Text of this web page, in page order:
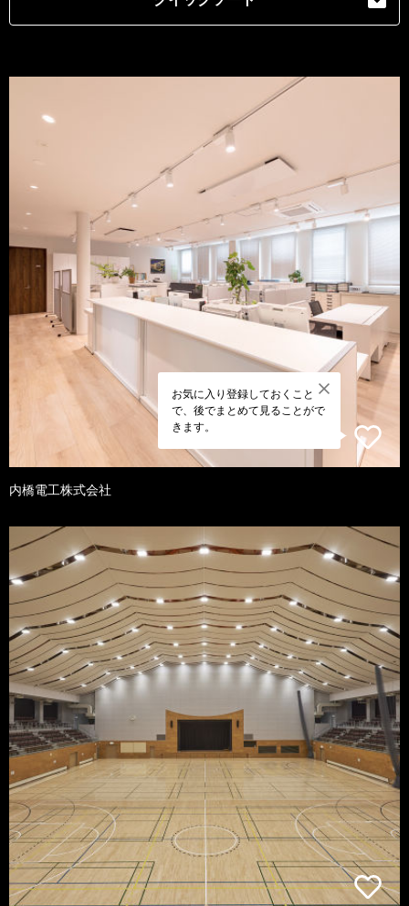
お気に入り登録しておくこと
で、後でまとめて見ることがで
きます。
内橋電工株式会社